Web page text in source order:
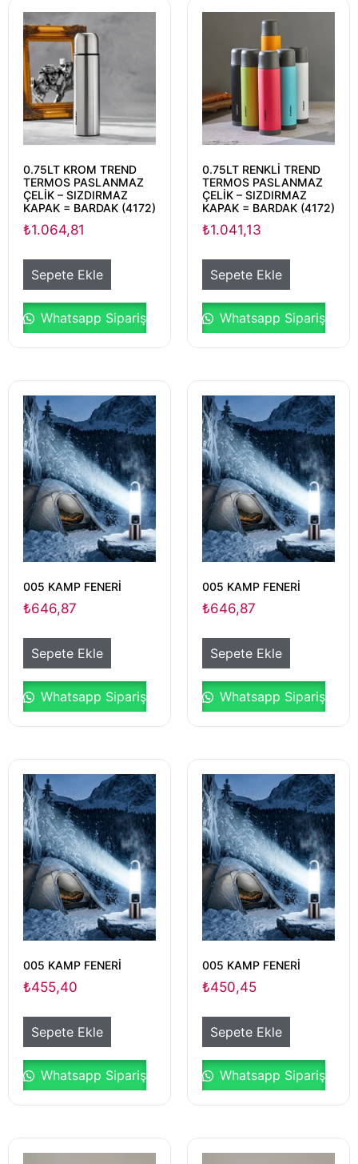
0.75LT KROM TREND
TERMOS PASLANMAZ
ÇELİK – SIZDIRMAZ
KAPAK = BARDAK (4172)
₺1.064,81
Sepete Ekle
Whatsapp Sipariş
0.75LT RENKLİ TREND
TERMOS PASLANMAZ
ÇELİK – SIZDIRMAZ
KAPAK = BARDAK (4172)
₺1.041,13
Sepete Ekle
Whatsapp Sipariş
005 KAMP FENERİ
₺646,87
Sepete Ekle
Whatsapp Sipariş
005 KAMP FENERİ
₺646,87
Sepete Ekle
Whatsapp Sipariş
005 KAMP FENERİ
₺455,40
Sepete Ekle
Whatsapp Sipariş
005 KAMP FENERİ
₺450,45
Sepete Ekle
Whatsapp Sipariş